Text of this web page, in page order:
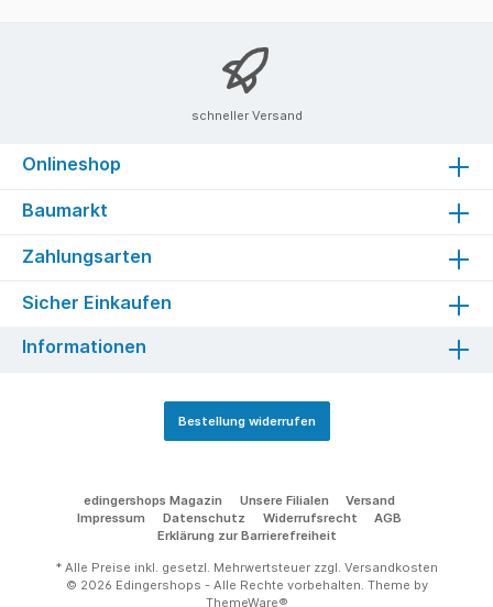
schneller Versand
Onlineshop
Baumarkt
Zahlungsarten
Sicher Einkaufen
Informationen
Bestellung widerrufen
edingershops Magazin Unsere Filialen
Versand
Impressum
Datenschutz Widerrufsrecht
AGB
Erklärung zur Barrierefreiheit
* Alle Preise inkl. gesetzl. Mehrwertsteuer zzgl. Versandkosten
© 2026 Edingershops - Alle Rechte vorbehalten. Theme by
ThemeWare®